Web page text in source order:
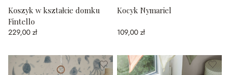
Koszyk w kształcie domku
Fintello
229,00 zł
Kocyk Nymariel
109,00 zł